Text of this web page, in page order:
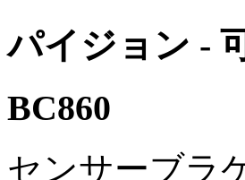
パイジョン -
BC860
センサーブラ